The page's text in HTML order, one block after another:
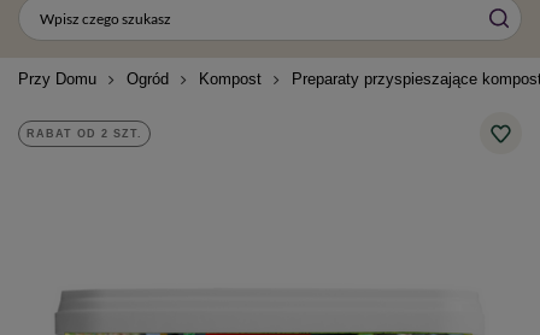
Przy Domu Ogród Kompost Preparaty przyspieszające
RABAT OD 2 SZT.